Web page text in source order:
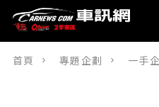
首頁 專題企劃 一手